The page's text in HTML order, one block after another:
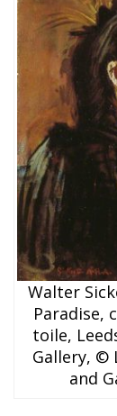
Walter
Paradise,
toile,
Gallery, ©
and